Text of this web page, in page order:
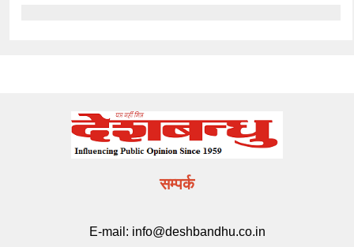
सम्पर्क
E-mail: info@deshbandhu.co.in